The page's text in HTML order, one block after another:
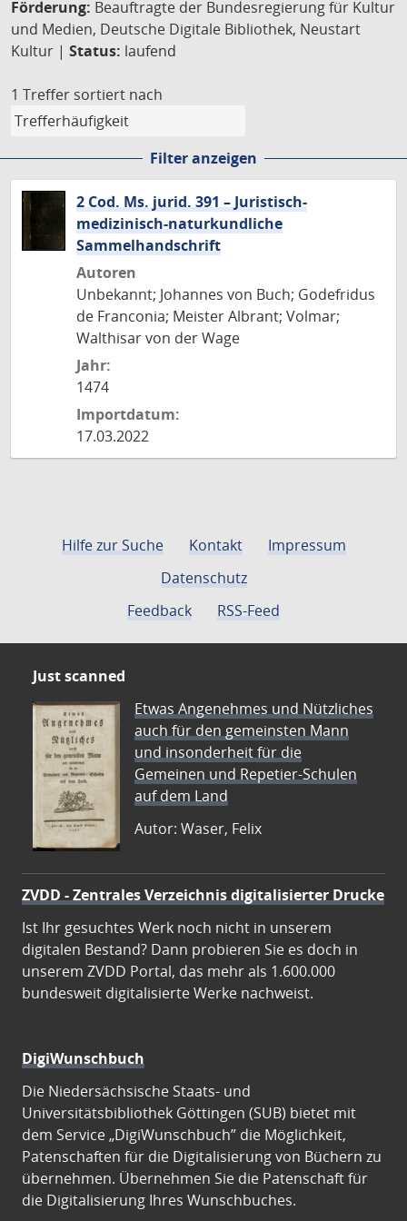
Förderung: Beauftragte der Bundesregierung für Kultur
und Medien, Deutsche Digitale Bibliothek, Neustart
Kultur | Status: laufend
1 Treffer sortiert nach
Filter anzeigen
2 Cod. Ms. jurid. 391 – Juristisch-
medizinisch-naturkundliche
Sammelhandschrift
Autoren
Unbekannt; Johannes von Buch; Godefridus
de Franconia; Meister Albrant; Volmar;
Walthisar von der Wage
Jahr:
1474
Importdatum:
17.03.2022
Hilfe zur Suche Kontakt
Impressum
Datenschutz
Feedback
RSS-Feed
Just scanned
Etwas Angenehmes und Nützliches
auch für den gemeinsten Mann
und insonderheit für die
Gemeinen und Repetier-Schulen
auf dem Land
Autor: Waser, Felix
ZVDD - Zentrales Verzeichnis digitalisierter Drucke
Ist Ihr gesuchtes Werk noch nicht in unserem
digitalen Bestand? Dann probieren Sie es doch in
unserem ZVDD Portal, das mehr als 1.600.000
bundesweit digitalisierte Werke nachweist.
DigiWunschbuch
Die Niedersächsische Staats- und
Universitätsbibliothek Göttingen (SUB) bietet mit
dem Service „DigiWunschbuch” die Möglichkeit,
Patenschaften für die Digitalisierung von Büchern zu
übernehmen. Übernehmen Sie die Patenschaft für
die Digitalisierung Ihres Wunschbuches.